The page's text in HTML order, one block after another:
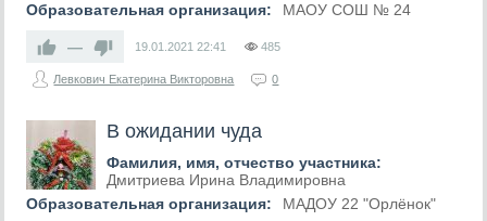
Образовательная организация:
МАОУ СОШ № 24
— 19.01.2021 22:41 485
Левкович Екатерина Викторовна 0
В ожидании чуда
Фамилия, имя, отчество участника:
Дмитриева Ирина Владимировна
Образовательная организация:
МАДОУ 22 "Орлёнок"